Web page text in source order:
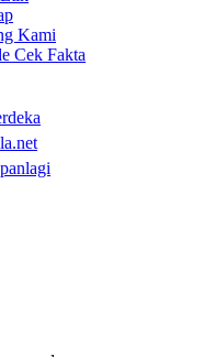
Kami
Cek Fakta